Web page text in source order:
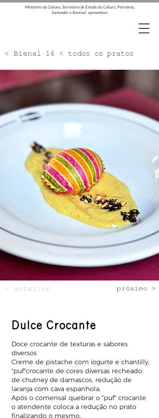
Ministério da Cultura, Secretaria de Estado da Cultura, Petrobras,
Santander e Banrisul apresentam
< Bienal 14 < todos os pratos
< anterior próximo >
Dulce Crocante
Doce crocante de texturas e sabores
diversos
Creme de pistache com iogurte e chantilly,
"puf"crocante de cores diversas recheado
de chutney de damascos, redução de
laranja com cava espanhola.
Após o comensal quebrar o "puf" crocante
o atendente coloca a redução no prato
finalizando o mesmo..